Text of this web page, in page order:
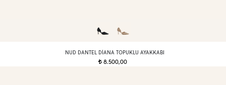
NUD DANTEL DIANA TOPUKLU AYAKKABI
t8.500,00